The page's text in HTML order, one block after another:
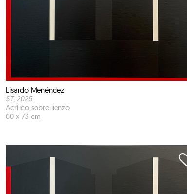
Lisardo Menéndez
ST, 2025
Acrílico sobre lienzo
60 x 73 cm